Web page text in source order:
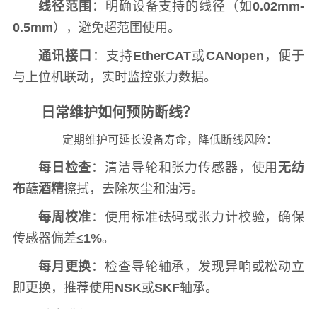
线径范围 ：明确设备支持的线径（如0.02mm-
0.5mm），避免超范围使用。
通讯接口 ：支持EtherCAT或CANopen ，便于
与上位机联动，实时监控张力数据。
日常维护如何预防断线？
定期维护可延长设备寿命，降低断线风险：
每日检查 ：清洁导轮和张力传感器，使用 无纺
布蘸酒精擦拭，去除灰尘和油污。
每周校准 ：使用标准砝码或张力计校验，确保
传感器偏差≤1%。
每月更换：检查导轮轴承，发现异响或松动立
即更换，推荐使用 NSK或SKF轴承。